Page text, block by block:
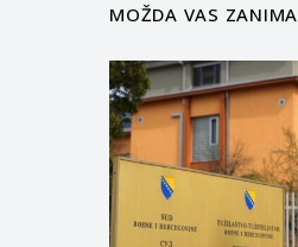
MOŽDA VAS ZANIMA